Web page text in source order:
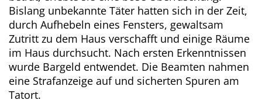
Bislang unbekannte Täter hatten sich in der Zeit,
durch Aufhebeln eines Fensters, gewaltsam
Zutritt zu dem Haus verschafft und einige Räume
im Haus durchsucht. Nach ersten Erkenntnissen
wurde Bargeld entwendet. Die Beamten nahmen
eine Strafanzeige auf und sicherten Spuren am
Tatort.